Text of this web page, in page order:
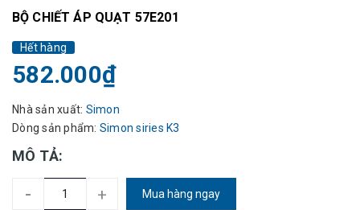
BỘ CHIẾT ÁP QUẠT 57E201
Hết hàng
582.000₫
Nhà sản xuất: Simon
Dòng sản phẩm: Simon siries K3
MÔ TẢ:
- + Mua hàng ngay